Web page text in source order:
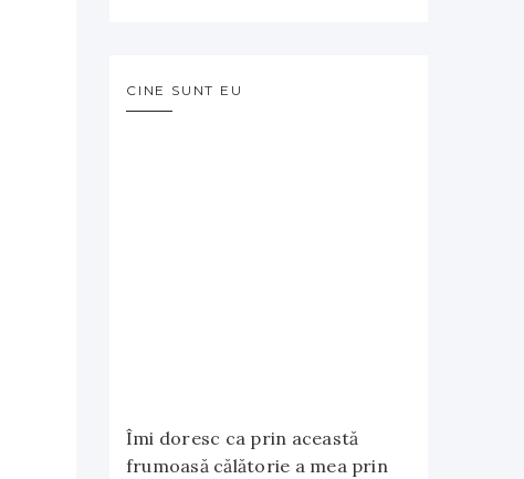
CINE SUNT EU
Îmi doresc ca prin această
frumoasă călătorie a mea prin